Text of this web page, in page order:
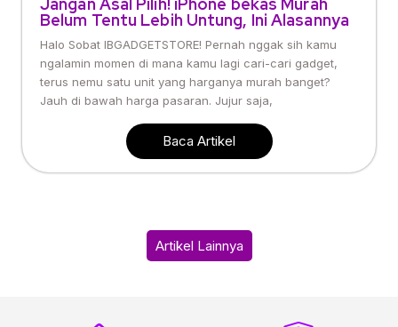
Jangan Asal Pilih! iPhone bekas Murah
Belum Tentu Lebih Untung, Ini Alasannya
Halo Sobat IBGADGETSTORE! Pernah nggak sih kamu
ngalamin momen di mana kamu lagi cari-cari gadget,
terus nemu satu unit yang harganya murah banget?
Jauh di bawah harga pasaran. Jujur saja,
Baca Artikel
Artikel Lainnya